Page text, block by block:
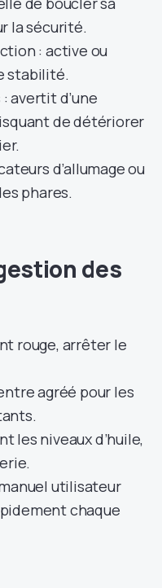
la sécurité.
: active ou
stabilité.
avertit d’une
de détériorer
d’allumage ou
phares.
des
rouge, arrêter le
agréé pour les
les niveaux d’huile,
utilisateur
chaque